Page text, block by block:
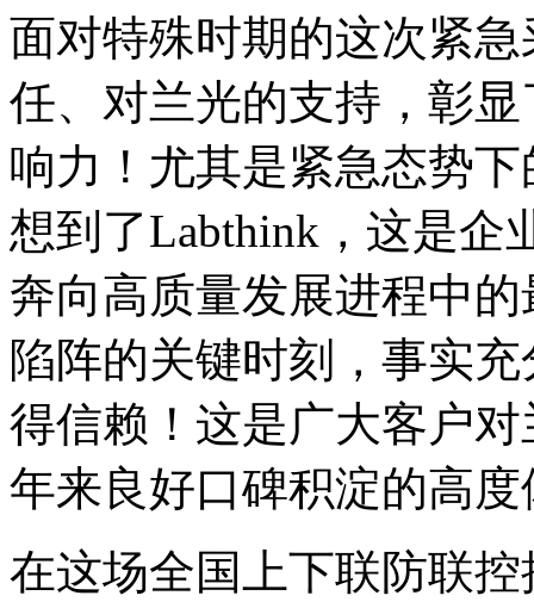
面对特殊时期的这次紧
任、对兰光的支持，彰
响力！尤其是紧急态势
想到了Labthink，这是企
奔向高质量发展进程中
陷阵的关键时刻，事实
得信赖！这是广大客户
年来良好口碑积淀的高度
在这场全国上下联防联